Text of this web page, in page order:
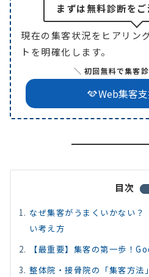
まずは無料診断をご
現在の集客状況をヒアリン
トを明確化します。
＼ 初回無料で集客
Web集客
目次
なぜ集客がうまくいかない？
い考え方
【最重要】集客の第一歩！
整体院・接骨院の「集客方法